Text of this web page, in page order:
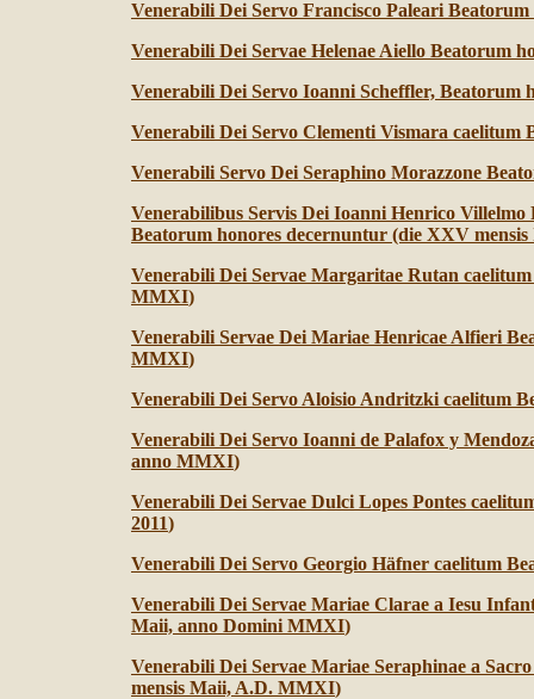
Venerabili Dei Servo Francisco Paleari
Venerabili Dei Servae Helenae Aiello Beatorum
Venerabili Dei Servo Ioanni Scheffler, Beatorum
Venerabili Dei Servo Clementi Vismara
Venerabili Servo Dei Seraphino Morazzone
Venerabilibus Servis Dei Ioanni Henrico
Beatorum honores decernuntur (die XXV mensis
Venerabili Dei Servae Margaritae Rutan
MMXI)
Venerabili Servae Dei Mariae Henricae Alfieri
MMXI)
Venerabili Dei Servo Aloisio Andritzki caelitum
Venerabili Dei Servo Ioanni de Palafox y
anno MMXI)
Venerabili Dei Servae Dulci Lopes Pontes
2011)
Venerabili Dei Servo Georgio Häfner caelitum
Venerabili Dei Servae Mariae Clarae a Iesu
Maii, anno Domini MMXI)
Venerabili Dei Servae Mariae Seraphinae a
mensis Maii, A.D. MMXI)